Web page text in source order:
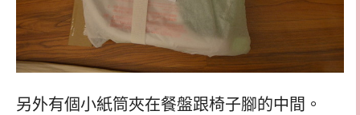
另外有個小紙筒夾在餐盤跟椅子腳的中間。